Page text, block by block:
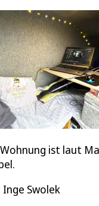
ist laut
Swolek